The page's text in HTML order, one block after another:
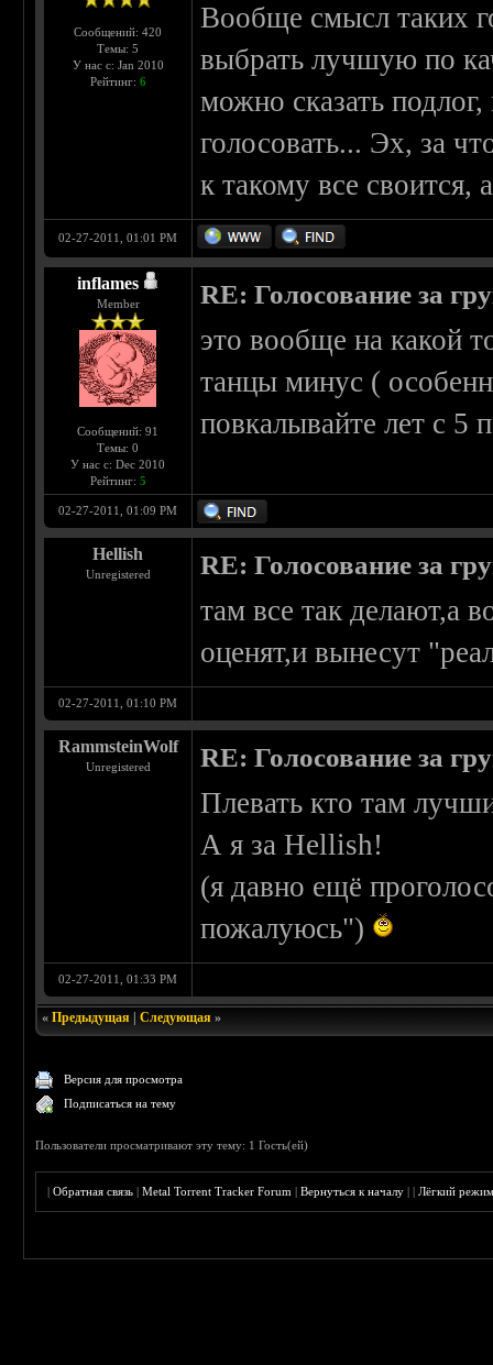
Сообщений: 420
Темы: 5
У нас с: Jan 2010
Рейтинг: 6
Вообще смысл таких
выбрать лучшую по
можно сказать
голосовать... Эх, за
к такому все своится,
02-27-2011, 01:01 PM
inflames
Member
Сообщений: 91
Темы: 0
У нас с: Dec 2010
Рейтинг: 5
RE: Голосование за
это вообще на какой
танцы минус (
повкалывайте лет с 5
02-27-2011, 01:09 PM
Hellish
Unregistered RE: Голосование за
там все так делают,а
оценят,и вынесут
02-27-2011, 01:10 PM
RammsteinWolf
Unregistered RE: Голосование за
Плевать кто там
А я за Hellish!
(я давно ещё
пожалуюсь")
02-27-2011, 01:33 PM
«Предыдущая |Следующая »
Версия для просмотра
Подписаться на тему
Пользователи просматривают эту тему: 1 Гость(ей)
|Обратная связь |Metal Torrent Tracker Forum |Вернуться к началу ||Лёгкий